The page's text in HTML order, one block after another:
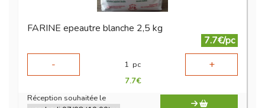
FARINE epeautre blanche 2,5 kg
7.7€/pc
-
1 pc +
7.7€
Réception souhaitée le